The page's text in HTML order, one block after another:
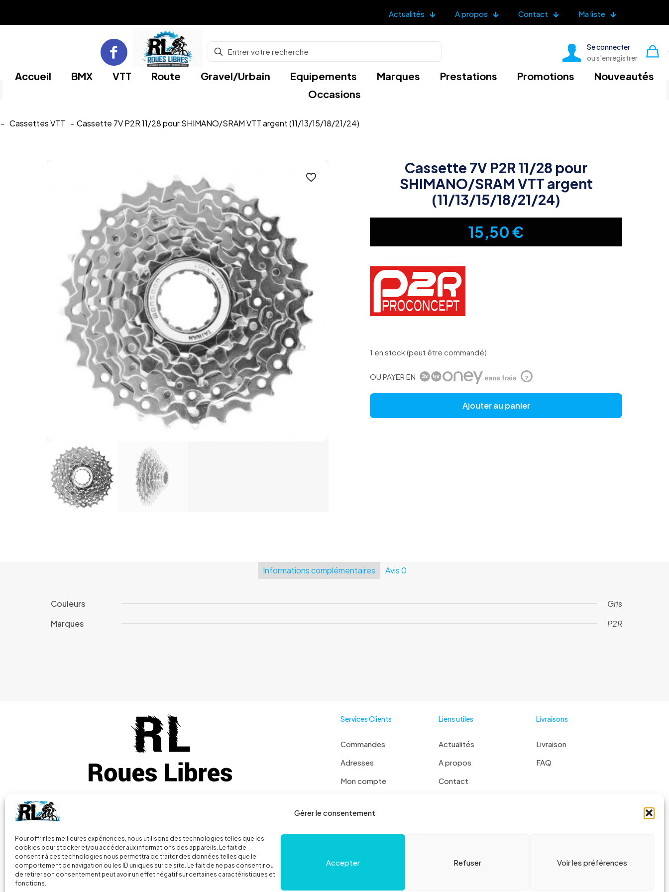
Gérer le consentement
Pour offrir les meilleures expériences, nous utilisons des technologies telles que les
cookies pour stocker et/ou accéder aux informations des appareils. Le fait de
consentir à ces technologies nous permettra de traiter des données telles que le
comportement de navigation ou les ID uniques sur ce site. Le fait de ne pas consentir ou
de retirer son consentement peut avoir un effet négatif sur certaines caractéristiques et
fonctions.
Accepter Refuser Voir les préférences
Actualités A propos Contact Ma liste
Se connecter
ou s'enregistrer
Accueil BMX VTT Route Gravel/Urbain Equipements Marques Prestations Promotions
Nouveautés
Occasions
- Cassettes VTT - Cassette 7V P2R 11/28 pour SHIMANO/SRAM VTT argent (11/13/15/18/21/24)
Cassette 7V P2R 11/28 pour
SHIMANO/SRAM VTT argent
(11/13/15/18/21/24)
15,50€
1 en stock (peut être commandé)
OU PAYER EN ?
Ajouter au panier
Informations complémentaires Avis0
Couleurs
Gris
Marques
P2R
Vous avez des questions ? Contactez moi !
+33 (0) 7 86 36 78 52
2 Parc de la Presle, 70160 Faverney
France
Services Clients
Commandes
Adresses
Mon compte
Se déconnecter
Politique de cookies
Liens utiles
Actualités
A propos
Contact
Livraisons
Livraison
FAQ